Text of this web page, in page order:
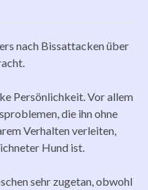
nach Bissattacken über
Persönlichkeit. Vor allem
die ihn ohne
Verhalten verleiten,
Hund ist.
sehr zugetan, obwohl